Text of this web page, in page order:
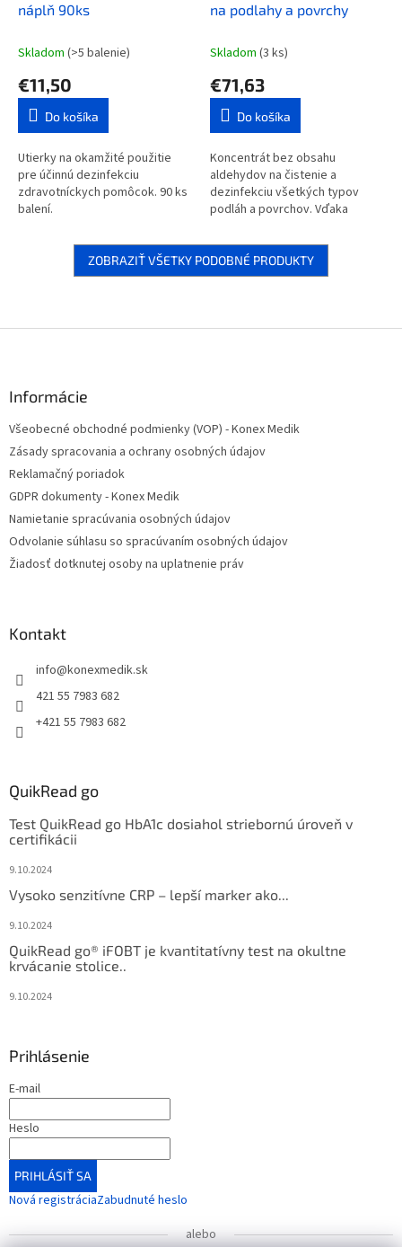
náplň 90ks
Skladom (>5 balenie)
€11,50
Do košíka
Utierky na okamžité použitie
pre účinnú dezinfekciu
zdravotníckych pomôcok. 90 ks
balení.
na podlahy a povrchy
Skladom (3 ks)
€71,63
Do košíka
Koncentrát bez obsahu
aldehydov na čistenie a
dezinfekciu všetkých typov
podláh a povrchov. Vďaka
ktorá je zároveň inteligentná a
harmonicky...
ZOBRAZIŤ VŠETKY PODOBNÉ PRODUKTY
Informácie
Všeobecné obchodné podmienky (VOP) - Konex Medik
Zásady spracovania a ochrany osobných údajov
Reklamačný poriadok
GDPR dokumenty - Konex Medik
Namietanie spracúvania osobných údajov
Odvolanie súhlasu so spracúvaním osobných údajov
Žiadosť dotknutej osoby na uplatnenie práv
Kontakt
info@konexmedik.sk
421 55 7983 682
+421 55 7983 682
QuikRead go
Test QuikRead go HbA1c dosiahol striebornú úroveň v
certifikácii
9.10.2024
Vysoko senzitívne CRP – lepší marker ako...
9.10.2024
QuikRead go® iFOBT je kvantitatívny test na okultne
krvácanie stolice..
9.10.2024
Prihlásenie
E-mail
Heslo
PRIHLÁSIŤ SA
Nová registráciaZabudnuté heslo
alebo